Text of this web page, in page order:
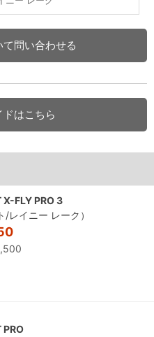
問い合わせる
ドはこちら
X-FLY PRO 3
/レイニー レーク）
PRO